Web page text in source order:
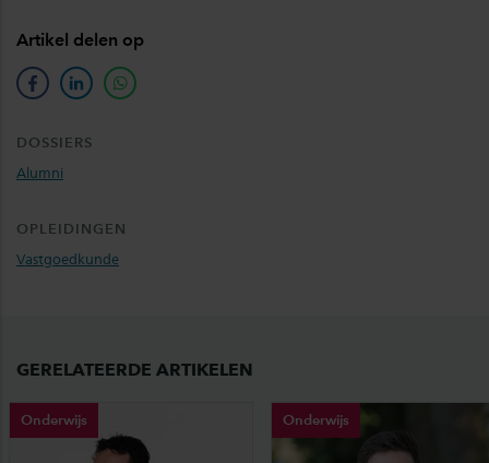
Artikel delen op
facebooklinkedinwhatsapp
DOSSIERS
Alumni
OPLEIDINGEN
Vastgoedkunde
GERELATEERDE ARTIKELEN
Onderwijs Onderwijs